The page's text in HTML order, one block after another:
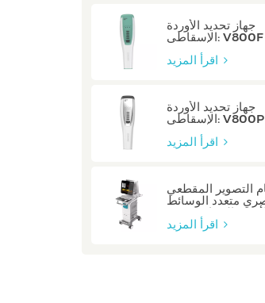
جهاز تحديد الأوردة
الإسقاطي: V800F
جهاز تحديد الأوردة
الإسقاطي: V800P
التصوير المقطعي
متعدد الوسائط
السباتية: صفر